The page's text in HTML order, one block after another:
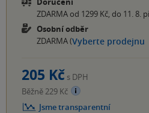
ZDARMA od 1299 Kč, do 11. 8.
Osobní odběr
ZDARMA (Vyberte prodejnu
205 Kč s DPH
Běžně 229 Kč
Jsme transparentní